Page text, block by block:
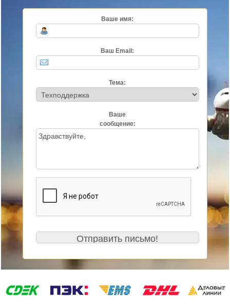
Ваше имя:
Ваш Email:
Тема:
Ваше
сообщение: